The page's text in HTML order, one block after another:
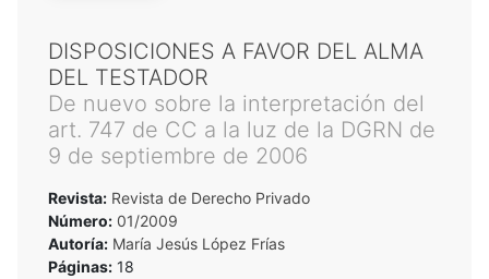
DISPOSICIONES A FAVOR DEL ALMA
DEL TESTADOR
De nuevo sobre la interpretación del
art. 747 de CC a la luz de la DGRN de
9 de septiembre de 2006
Revista: Revista de Derecho Privado
Número: 01/2009
Autoría: María Jesús López Frías
Páginas: 18